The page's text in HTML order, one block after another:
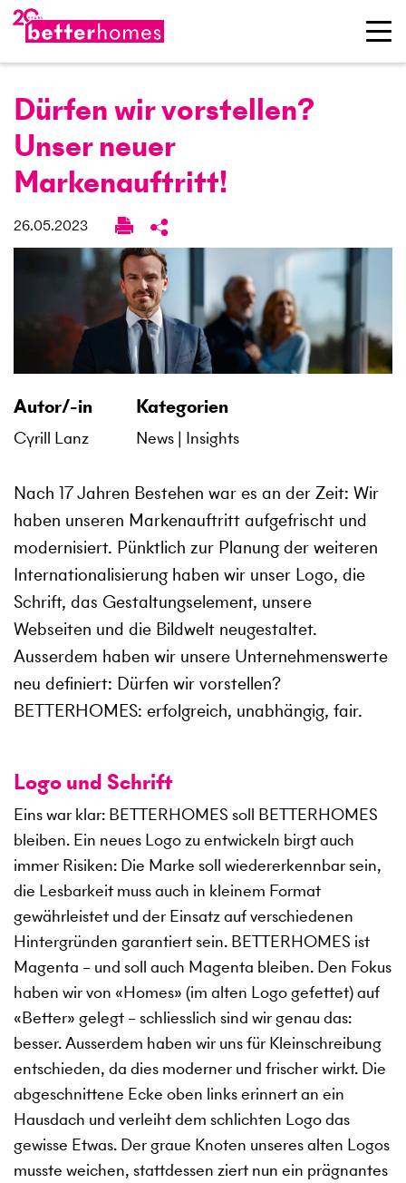
Dürfen wir vorstellen?
Unser neuer
Markenauftritt!
26.05.2023
Autor/-in
Cyrill Lanz
Kategorien
News Insights
Nach 17 Jahren Bestehen war es an der Zeit: Wir
haben unseren Markenauftritt aufgefrischt und
modernisiert. Pünktlich zur Planung der weiteren
Internationalisierung haben wir unser Logo, die
Schrift, das Gestaltungselement, unsere
Webseiten und die Bildwelt neugestaltet.
Ausserdem haben wir unsere Unternehmenswerte
neu definiert: Dürfen wir vorstellen?
BETTERHOMES: erfolgreich, unabhängig, fair.
Logo und Schrift
Eins war klar: BETTERHOMES soll BETTERHOMES
bleiben. Ein neues Logo zu entwickeln birgt auch
immer Risiken: Die Marke soll wiedererkennbar sein,
die Lesbarkeit muss auch in kleinem Format
gewährleistet und der Einsatz auf verschiedenen
Hintergründen garantiert sein. BETTERHOMES ist
Magenta – und soll auch Magenta bleiben. Den Fokus
haben wir von «Homes» (im alten Logo gefettet) auf
«Better» gelegt – schliesslich sind wir genau das:
besser. Ausserdem haben wir uns für Kleinschreibung
entschieden, da dies moderner und frischer wirkt. Die
abgeschnittene Ecke oben links erinnert an ein
Hausdach und verleiht dem schlichten Logo das
gewisse Etwas. Der graue Knoten unseres alten Logos
musste weichen, stattdessen ziert nun ein prägnantes